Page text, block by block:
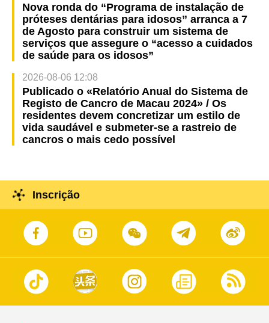
Nova ronda do “Programa de instalação de
próteses dentárias para idosos” arranca a 7
de Agosto para construir um sistema de
serviços que assegure o “acesso a cuidados
de saúde para os idosos”
2026-08-06 12:08
Publicado o «Relatório Anual do Sistema de
Registo de Cancro de Macau 2024» / Os
residentes devem concretizar um estilo de
vida saudável e submeter-se a rastreio de
cancros o mais cedo possível
Inscrição